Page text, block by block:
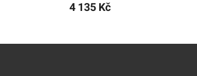
4 135 Kč